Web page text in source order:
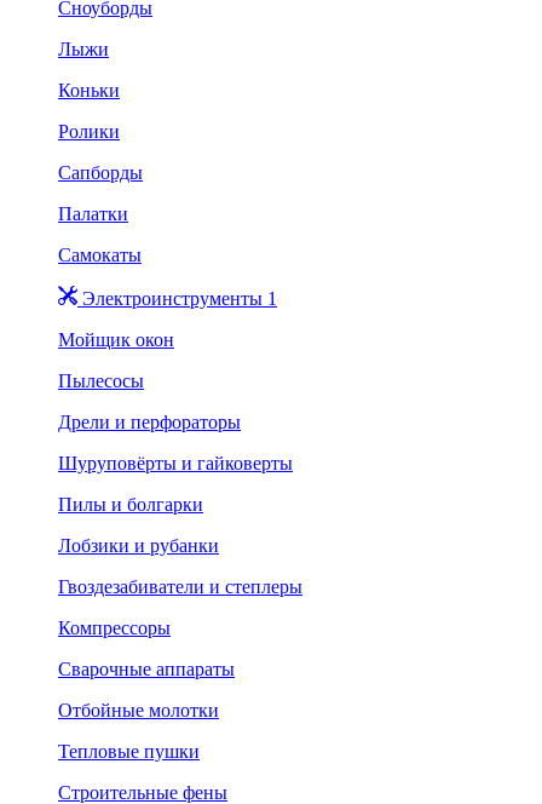
Сноуборды
Лыжи
Коньки
Ролики
Сапборды
Палатки
Самокаты
Электроинструменты 1
Мойщик окон
Пылесосы
Дрели и перфораторы
Шуруповёрты и гайковерты
Пилы и болгарки
Лобзики и рубанки
Гвоздезабиватели и степлеры
Компрессоры
Сварочные аппараты
Отбойные молотки
Тепловые пушки
Строительные фены